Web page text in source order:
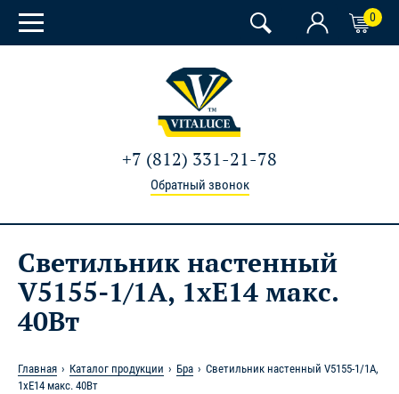
0
+7 (812) 331-21-78
Обратный звонок
Светильник настенный
V5155-1/1A, 1xE14 макс.
40Вт
Главная Каталог продукции Бра
Светильник настенный V5155-1/1A,
1xE14 макс. 40Вт